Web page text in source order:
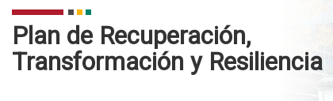
RECUPERARE,
Plan de Recuperación,
Transformación y Resiliencia